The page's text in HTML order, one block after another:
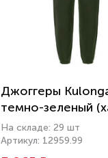
Джоггеры
темно-зеленый
На складе: 29 шт
Артикул: 12959.99